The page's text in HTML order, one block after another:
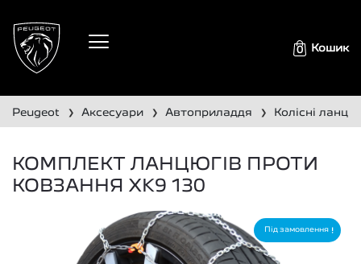
0 Кошик
peugeot ❯ аксесуари ❯ автоприладдя ❯ колісні
КОМПЛЕКТ ЛАНЦЮГІВ ПРОТИ
КОВЗАННЯ XK9 130
Під замовлення